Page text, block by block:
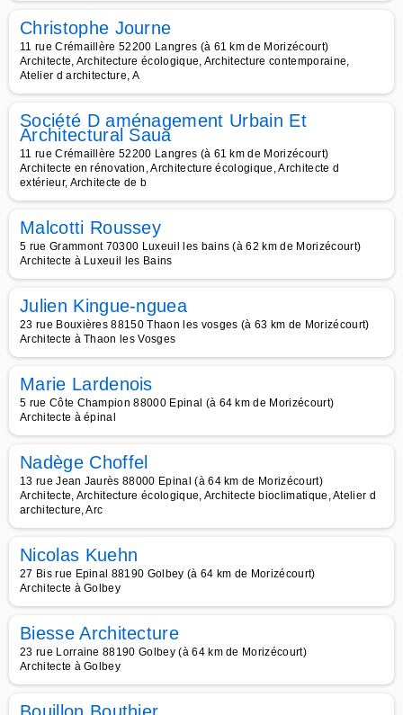
Christophe Journe
11 rue Crémaillère 52200 Langres (à 61 km de Morizécourt)
Architecte, Architecture écologique, Architecture contemporaine,
Atelier d architecture, A
Société D aménagement Urbain Et
Architectural Saua
11 rue Crémaillère 52200 Langres (à 61 km de Morizécourt)
Architecte en rénovation, Architecture écologique, Architecte d
extérieur, Architecte de b
Malcotti Roussey
5 rue Grammont 70300 Luxeuil les bains (à 62 km de Morizécourt)
Architecte à Luxeuil les Bains
Julien Kingue-nguea
23 rue Bouxières 88150 Thaon les vosges (à 63 km de Morizécourt)
Architecte à Thaon les Vosges
Marie Lardenois
5 rue Côte Champion 88000 Epinal (à 64 km de Morizécourt)
Architecte à épinal
Nadège Choffel
13 rue Jean Jaurès 88000 Epinal (à 64 km de Morizécourt)
Architecte, Architecture écologique, Architecte bioclimatique, Atelier d
architecture, Arc
Nicolas Kuehn
27 Bis rue Epinal 88190 Golbey (à 64 km de Morizécourt)
Architecte à Golbey
Biesse Architecture
23 rue Lorraine 88190 Golbey (à 64 km de Morizécourt)
Architecte à Golbey